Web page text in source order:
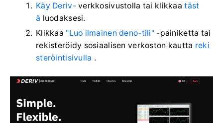
Käy Deriv-verkkosivustolla tai klikkaatäst
ä luodaksesi.
Klikkaa "Luo ilmainen deno-tili"-painiketta tai
rekisteröidy sosiaalisen verkoston kautta reki
steröintisivulla .